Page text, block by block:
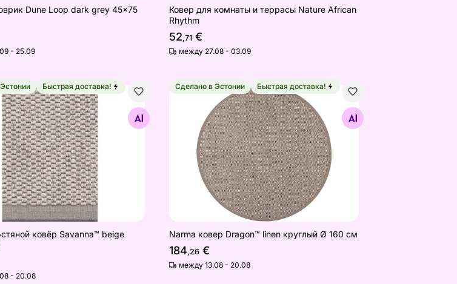
Dune Loop dark grey 45x75
- 25.09
Ковер для комнаты и террасы Nature African
Rhythm
52,71€
между 27.08 - 03.09
ковёр Savanna™ beige 80x160 см
Найдите похожие
Быстрая доставка!
ковёр Savanna™ beige
- 20.08
Narma ковер Dragon™ linen круглый Ø 160 см
Найдите похожие
Сделано в Эстонии Быстрая доставка!
Narma ковер Dragon™ linen круглый Ø 160 см
184,26€
между 13.08 - 20.08